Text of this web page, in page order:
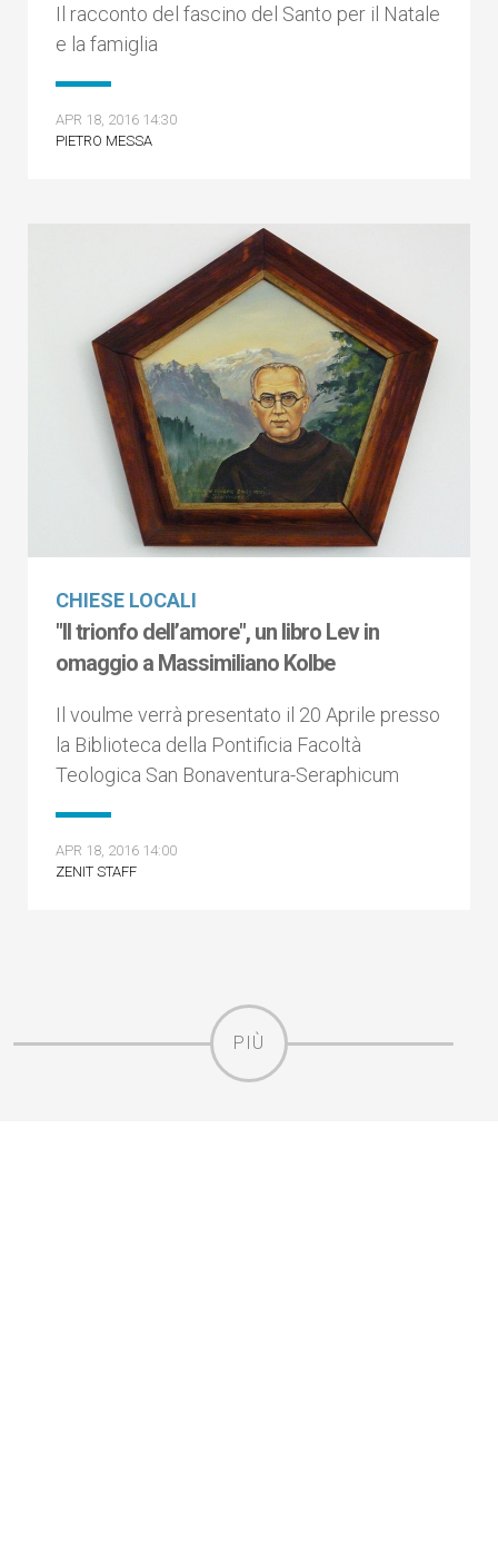
Il racconto del fascino del Santo per il Natale
e la famiglia
APR 18, 2016 14:30
PIETRO MESSA
CHIESE LOCALI
"Il trionfo dell’amore", un libro Lev in
omaggio a Massimiliano Kolbe
Il voulme verrà presentato il 20 Aprile presso
la Biblioteca della Pontificia Facoltà
Teologica San Bonaventura-Seraphicum
APR 18, 2016 14:00
ZENIT STAFF
PIÙ